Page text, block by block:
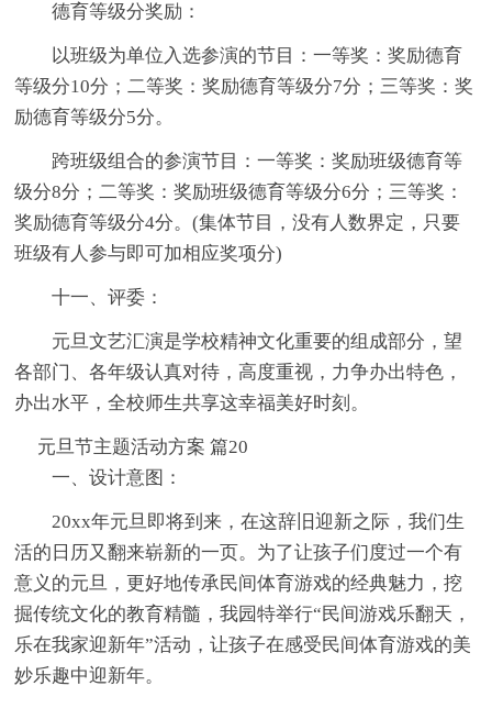
德育等级分奖励：
以班级为单位入选参演的节目：一等奖：奖励德育
等级分10分；二等奖：奖励德育等级分7分；三等奖：奖
励德育等级分5分。
跨班级组合的参演节目：一等奖：奖励班级德育等
级分8分；二等奖：奖励班级德育等级分6分；三等奖：
奖励德育等级分4分。(集体节目，没有人数界定，只要
班级有人参与即可加相应奖项分)
十一、评委：
元旦文艺汇演是学校精神文化重要的组成部分，望
各部门、各年级认真对待，高度重视，力争办出特色，
办出水平，全校师生共享这幸福美好时刻。
元旦节主题活动方案 篇20
一、设计意图：
20xx年元旦即将到来，在这辞旧迎新之际，我们生
活的日历又翻来崭新的一页。为了让孩子们度过一个有
意义的元旦，更好地传承民间体育游戏的经典魅力，挖
掘传统文化的教育精髓，我园特举行“民间游戏乐翻天，
乐在我家迎新年”活动，让孩子在感受民间体育游戏的美
妙乐趣中迎新年。